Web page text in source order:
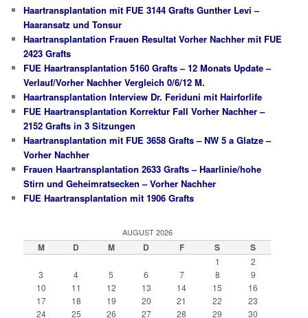
Haartransplantation mit FUE 3144 Grafts Gunther Levi –
Haaransatz und Tonsur
Haartransplantation Frauen Resultat Vorher Nachher mit FUE
2423 Grafts
FUE Haartransplantation 5160 Grafts – 12 Monats Update –
Verlauf/Vorher Nachher Vergleich 0/6/12 M.
Haartransplantation Interview Dr. Feriduni mit Hairforlife
FUE Haartransplantation Korrektur Fall Vorher Nachher –
2152 Grafts in 3 Sitzungen
Haartransplantation mit FUE 3658 Grafts – NW 5 a Glatze –
Vorher Nachher
Frauen Haartransplantation 2633 Grafts – Haarlinie/hohe
Stirn und Geheimratsecken – Vorher Nachher
FUE Haartransplantation mit 1906 Grafts
AUGUST 2026
M D M D F S S
1
2
3
4 5 6 7 8
9
10
11 12 13 14 15
16
17
18 19 20 21 22
23
24
25 26 27 28 29 30